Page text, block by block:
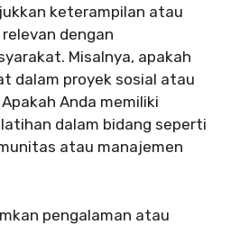
keterampilan atau
dengan
Misalnya, apakah
dalam proyek sosial atau
Anda memiliki
dalam bidang seperti
atau manajemen
pengalaman atau